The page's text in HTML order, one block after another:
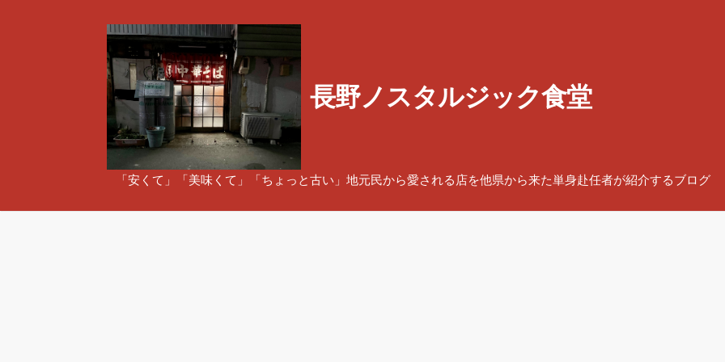
長野ノスタルジック食堂
「安くて」「美味くて」「ちょっと古い」地元民から愛される店を他県から来た単身赴任者が紹介するブログ